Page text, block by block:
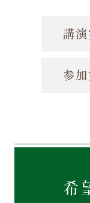
講
参
希